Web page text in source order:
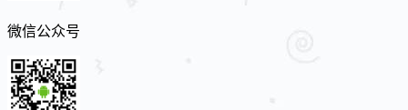
微信公众号